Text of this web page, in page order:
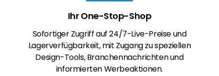
Ihr One-Stop-Shop
Sofortiger Zugriff auf 24/7-Live-Preise und
Lagerverfügbarkeit, mit Zugang zu speziellen
Design-Tools, Branchennachrichten und
informierten Werbeaktionen.